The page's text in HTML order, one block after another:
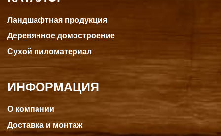
Ландшафтная продукция
Деревянное домостроение
Сухой пиломатериал
ИНФОРМАЦИЯ
О компании
Доставка и монтаж